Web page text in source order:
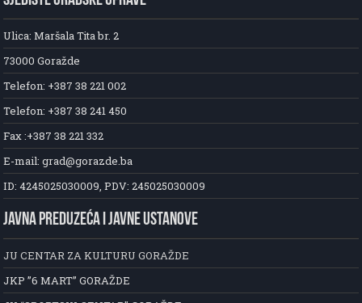
Ulica: Maršala Tita br. 2
73000 Goražde
Telefon: +387 38 221 002
Telefon: +387 38 241 450
Fax :+387 38 221 332
E-mail: grad@gorazde.ba
ID: 4245025030009, PDV: 245025030009
JAVNA PREDUZEĆA I JAVNE USTANOVE
JU CENTAR ZA KULTURU GORAŽDE
JKP ”6 MART” GORAŽDE